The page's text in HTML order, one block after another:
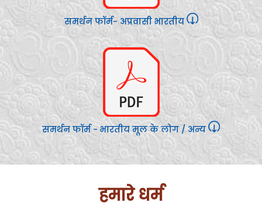
समर्थन फॉर्म- अप्रवासी भारतीय
समर्थन फॉर्म - भारतीय मूल के लोग / अन्य
हमारे धर्म